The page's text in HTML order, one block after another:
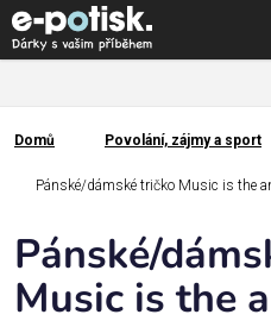
Přejít
na
obsah
Kategorie
Dárek
pro
Domů
Domů Povolání, zájmy a sport
Pánské/dámské tričko Music is the
Pánské/
Music is the